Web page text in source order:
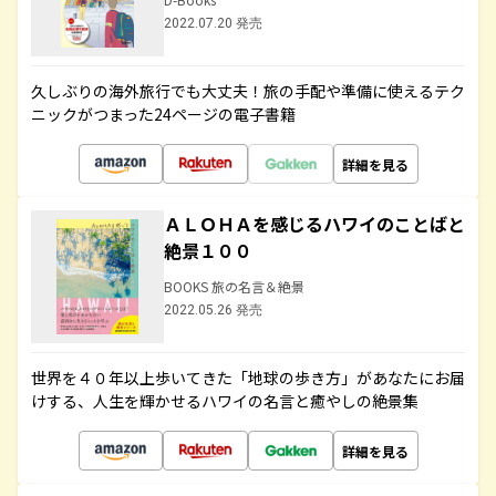
2022.07.20 発売
久しぶりの海外旅行でも大丈夫！旅の手配や準備に使えるテク
ニックがつまった24ページの電子書籍
詳細を見る
ＡＬＯＨＡを感じるハワイのことばと
絶景１００
BOOKS 旅の名言＆絶景
2022.05.26 発売
世界を４０年以上歩いてきた「地球の歩き方」があなたにお届
けする、人生を輝かせるハワイの名言と癒やしの絶景集
詳細を見る